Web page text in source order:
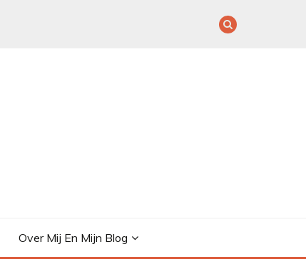
Over Mij En Mijn Blog